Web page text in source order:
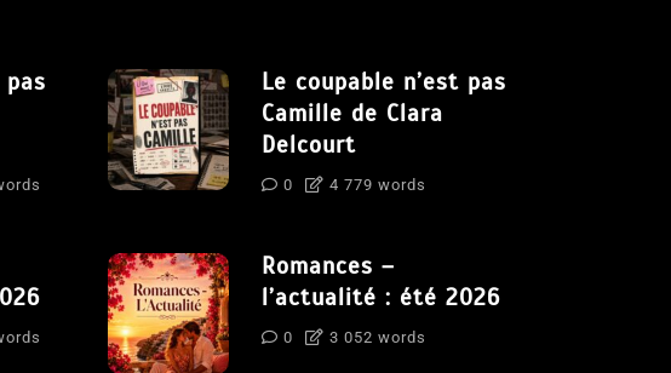
pas
Le coupable n’est pas
Camille de Clara
Delcourt
0 4 779 words
Romances –
l’actualité : été 2026
0 3 052 words